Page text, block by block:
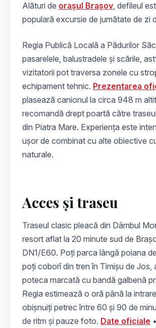
Alături de orașul Brașov, defileul
populară excursie de jumătate de zi
Regia Publică Locală a Pădurilor
pasarelele, balustradele și scările,
vizitatorii pot traversa zonele cu
echipament tehnic. Prezentarea
plasează canionul la circa 948 m
recomandă drept poartă către
din Piatra Mare. Experiența este
ușor de combinat cu alte obiective
naturale.
Acces și traseu
Traseul clasic pleacă din Dâmbul
resort aflat la 20 minute sud de
DN1/E60. Poți parca lângă poiana
poți coborî din tren în Timișu de Jos,
poteca marcată cu bandă galbenă
Regia estimează o oră până la
obișnuiți petrec între 60 și 90 de
de ritm și pauze foto. Date oficiale •